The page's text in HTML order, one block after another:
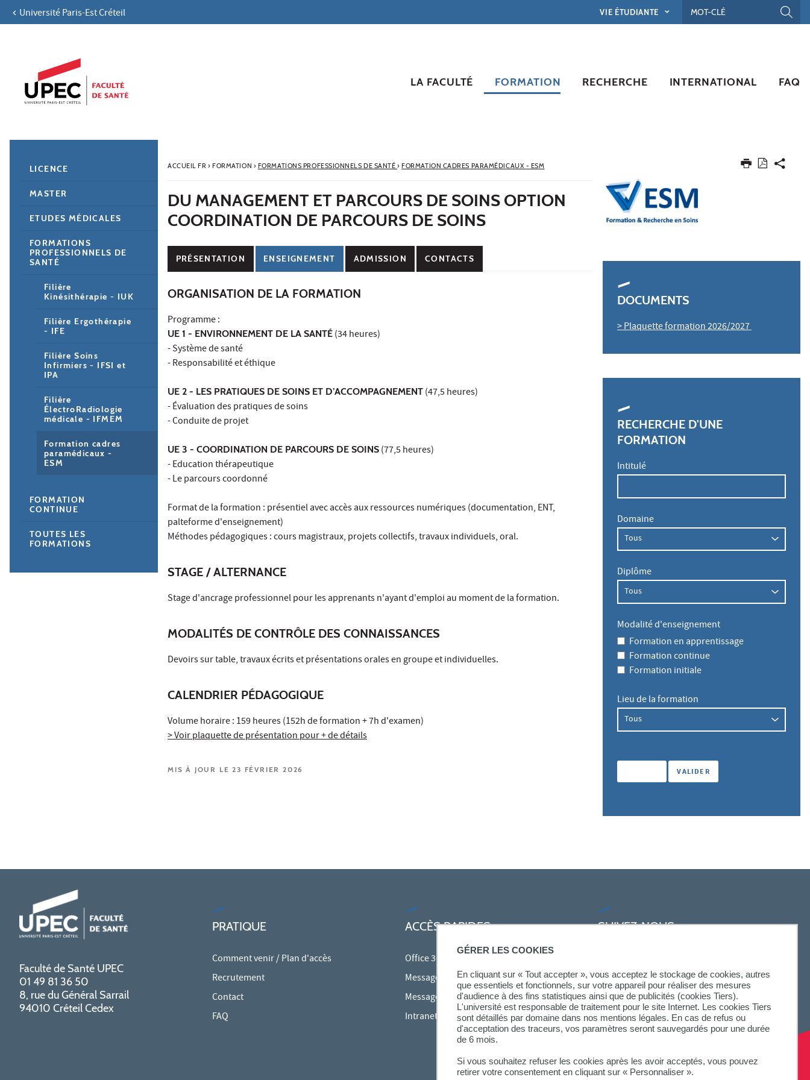
GÉRER LES COOKIES
En cliquant sur « Tout accepter », vous acceptez le stockage de cookies, autres
que essentiels et fonctionnels, sur votre appareil pour réaliser des mesures
d'audience à des fins statistiques ainsi que de publicités (cookies Tiers).
L'université est responsable de traitement pour le site Internet. Les cookies Tiers
sont détaillés par domaine dans nos mentions légales. En cas de refus ou
d'acceptation des traceurs, vos paramètres seront sauvegardés pour une durée
de 6 mois.
Si vous souhaitez refuser les cookies après les avoir acceptés, vous pouvez
retirer votre consentement en cliquant sur « Personnaliser ».
Aller au contenu
Navigation secondaire
Université Paris-Est Créteil VIE ÉTUDIANTE
LA FACULTÉ FORMATION RECHERCHE INTERNATIONAL FAQ
ACCUEIL FR› FORMATION › FORMATIONS PROFESSIONNELS DE SANTÉ› FORMATION CADRES PARAMÉDICAUX - ESM
DU MANAGEMENT ET PARCOURS DE SOINS OPTION
COORDINATION DE PARCOURS DE SOINS
PRÉSENTATION ENSEIGNEMENT ADMISSION CONTACTS
ORGANISATION DE LA FORMATION
Programme :
UE 1 - ENVIRONNEMENT DE LA SANTÉ (34 heures)
- Système de santé
- Responsabilité et éthique
UE 2 - LES PRATIQUES DE SOINS ET D’ACCOMPAGNEMENT (47,5 heures)
- Évaluation des pratiques de soins
- Conduite de projet
UE 3 - COORDINATION DE PARCOURS DE SOINS (77,5 heures)
- Education thérapeutique
- Le parcours coordonné
Format de la formation : présentiel avec accès aux ressources numériques (documentation, ENT,
palteforme d'enseignement)
Méthodes pédagogiques : cours magistraux, projets collectifs, travaux individuels, oral.
STAGE / ALTERNANCE
Stage d'ancrage professionnel pour les apprenants n'ayant d'emploi au moment de la formation.
MODALITÉS DE CONTRÔLE DES CONNAISSANCES
Devoirs sur table, travaux écrits et présentations orales en groupe et individuelles.
CALENDRIER PÉDAGOGIQUE
Volume horaire : 159 heures (152h de formation + 7h d'examen)
> Voir plaquette de présentation pour + de détails
MIS À JOUR LE 23 FÉVRIER 2026
DOCUMENTS
> Plaquette formation 2026/2027
RECHERCHE D'UNE
FORMATION
Intitulé
Domaine
Diplôme
Modalité d'enseignement
Formation en apprentissage
Formation continue
Formation initiale
Lieu de la formation
LICENCE
MASTER
ETUDES MÉDICALES
FORMATIONS
PROFESSIONNELS DE
SANTÉ
Filière
Kinésithérapie - IUK
Filière Ergothérapie
- IFE
Filière Soins
Infirmiers - IFSI et
IPA
Filière
ÉlectroRadiologie
médicale - IFMEM
Formation cadres
paramédicaux -
ESM
FORMATION
CONTINUE
TOUTES LES
FORMATIONS
Faculté de Santé UPEC
01 49 81 36 50
8, rue du Général Sarrail
94010 Créteil Cedex
PRATIQUE
Comment venir / Plan d'accès
Recrutement
Contact
FAQ
ACCÈS RAPIDES
Office 365
Messagerie des personnels
Messagerie étudiante
Intranet des personnels
SUIVEZ-NOUS